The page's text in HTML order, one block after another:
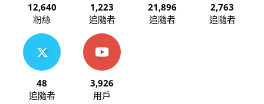
12,640
粉絲
1,223
追隨者
21,896
追隨者
2,763
追隨者
48
追隨者
3,926
用戶